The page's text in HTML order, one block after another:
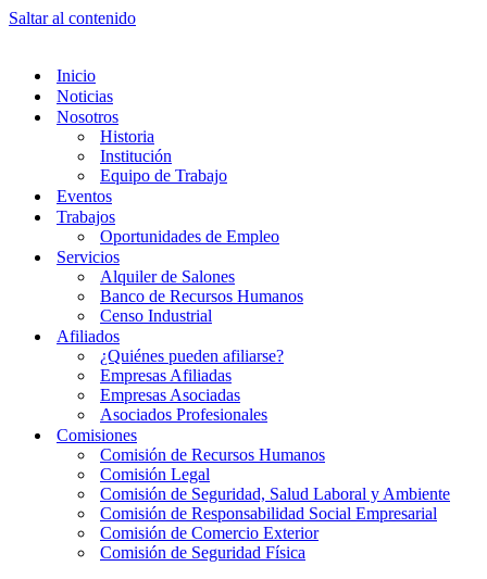
Saltar al contenido
Inicio
Noticias
Nosotros
Historia
Institución
Equipo de Trabajo
Eventos
Trabajos
Oportunidades de Empleo
Servicios
Alquiler de Salones
Banco de Recursos Humanos
Censo Industrial
Afiliados
¿Quiénes pueden afiliarse?
Empresas Afiliadas
Empresas Asociadas
Asociados Profesionales
Comisiones
Comisión de Recursos Humanos
Comisión Legal
Comisión de Seguridad, Salud Laboral y Ambiente
Comisión de Responsabilidad Social Empresarial
Comisión de Comercio Exterior
Comisión de Seguridad Física